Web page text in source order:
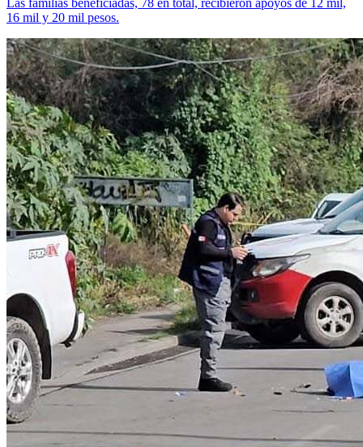
Las familias beneficiadas, 78 en total, recibieron apoyos de 12 mil,
16 mil y 20 mil pesos.